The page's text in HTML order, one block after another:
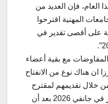
العام، فإن العديد من
المهنية اقترحوا
على أقصى تقدير في
مع بقية أعضاء
ان هناك نوع من الانفتاح
خلال تقديمهم لمقترح
جديد يتمثل في إجراء المؤتمر في جانفي 2026 بعد أن